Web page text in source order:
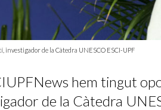
investigador de la Càtedra UNESCO ESCI-UPF
hem tingut
de la Càtedra